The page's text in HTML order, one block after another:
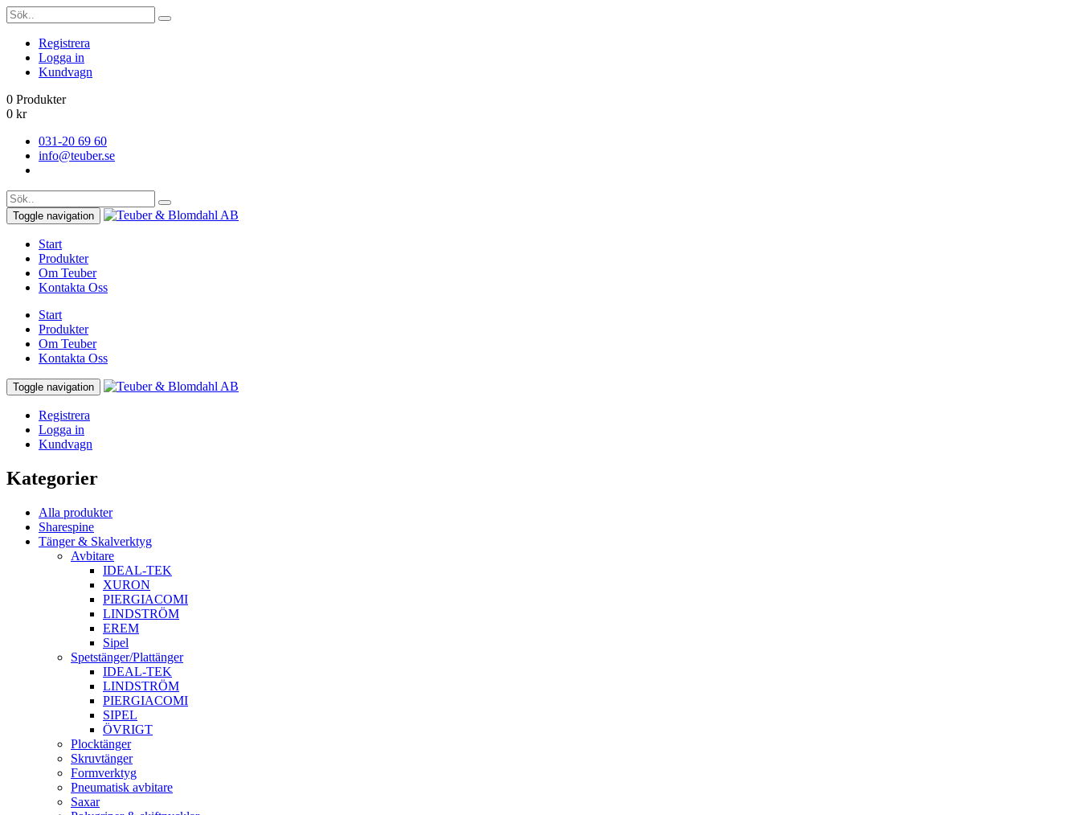
Registrera
Logga in
Kundvagn
0 Produkter
0 kr
031-20 69 60
info@teuber.se
Toggle navigation
Start
Produkter
Om Teuber
Kontakta Oss
Start
Produkter
Om Teuber
Kontakta Oss
Toggle navigation
Registrera
Logga in
Kundvagn
Kategorier
Alla produkter
Sharespine
Tänger & Skalverktyg
Avbitare
IDEAL-TEK
XURON
PIERGIACOMI
LINDSTRÖM
EREM
Sipel
Spetstänger/Plattänger
IDEAL-TEK
LINDSTRÖM
PIERGIACOMI
SIPEL
ÖVRIGT
Plocktänger
Skruvtänger
Formverktyg
Pneumatisk avbitare
Saxar